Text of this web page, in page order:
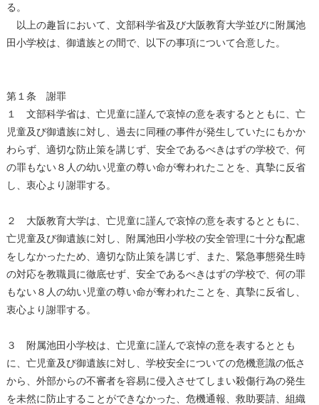
る。
以上の趣旨において、文部科学省及び大阪教育大学並びに附属池
田小学校は、御遺族との間で、以下の事項について合意した。
第１条 謝罪
１ 文部科学省は、亡児童に謹んで哀悼の意を表するとともに、亡
児童及び御遺族に対し、過去に同種の事件が発生していたにもかか
わらず、適切な防止策を講じず、安全であるべきはずの学校で、何
の罪もない８人の幼い児童の尊い命が奪われたことを、真摯に反省
し、衷心より謝罪する。
２ 大阪教育大学は、亡児童に謹んで哀悼の意を表するとともに、
亡児童及び御遺族に対し、附属池田小学校の安全管理に十分な配慮
をしなかったため、適切な防止策を講じず、また、緊急事態発生時
の対応を教職員に徹底せず、安全であるべきはずの学校で、何の罪
もない８人の幼い児童の尊い命が奪われたことを、真摯に反省し、
衷心より謝罪する。
３ 附属池田小学校は、亡児童に謹んで哀悼の意を表するととも
に、亡児童及び御遺族に対し、学校安全についての危機意識の低さ
から、外部からの不審者を容易に侵入させてしまい殺傷行為の発生
を未然に防止することができなかった、危機通報、救助要請、組織